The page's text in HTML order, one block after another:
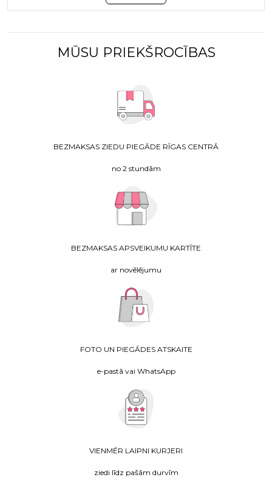
MŪSU PRIEKŠROCĪBAS
BEZMAKSAS ZIEDU PIEGĀDE RĪGAS CENTRĀ
no 2 stundām
BEZMAKSAS APSVEIKUMU KARTĪTE
ar novēlējumu
FOTO UN PIEGĀDES ATSKAITE
e-pastā vai WhatsApp
VIENMĒR LAIPNI KURJERI
ziedi līdz pašām durvīm